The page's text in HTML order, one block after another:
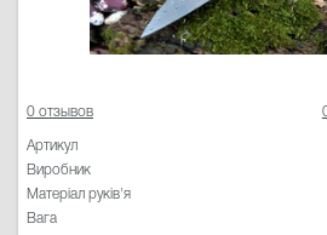
0 отзывов
Артикул
Виробник
Матеріал руків'я
Вага